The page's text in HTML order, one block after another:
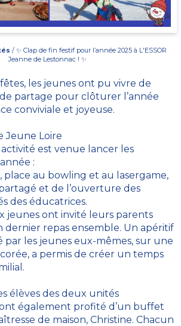
/ ✨ Clap de fin festif pour l’année 2025 à L'ESSOR
Jeanne de Lestonnac ! ✨
les jeunes ont pu vivre de
partage pour clôturer l’année
conviviale et joyeuse.
Jeune Loire
est venue lancer les
:
place au bowling et au lasergame,
et de l’ouverture des
des éducatrices.
jeunes ont invité leurs parents
repas ensemble. Un apéritif
les jeunes eux-mêmes, sur une
a permis de créer un temps
élèves des deux unités
également profité d’un buffet
de maison, Christine. Chacun